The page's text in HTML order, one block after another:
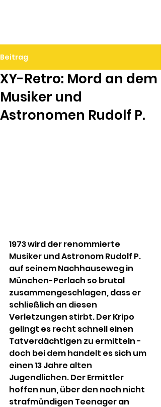
Beitrag
XY-Retro: Mord an dem
Musiker und
Astronomen Rudolf P.
1973 wird der renommierte
Musiker und Astronom Rudolf P.
auf seinem Nachhauseweg in
München-Perlach so brutal
zusammengeschlagen, dass er
schließlich an diesen
Verletzungen stirbt. Der Kripo
gelingt es recht schnell einen
Tatverdächtigen zu ermitteln -
doch bei dem handelt es sich um
einen 13 Jahre alten
Jugendlichen. Der Ermittler
hoffen nun, über den noch nicht
strafmündigen Teenager an